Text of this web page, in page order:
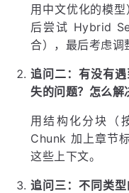
用中文优化的模
后尝试 Hybrid
合），最后考虑调
追问二：有没有
失的问题？怎么解
用结构化分块（
Chunk 加上章节
这些上下文。
追问三：不同类型